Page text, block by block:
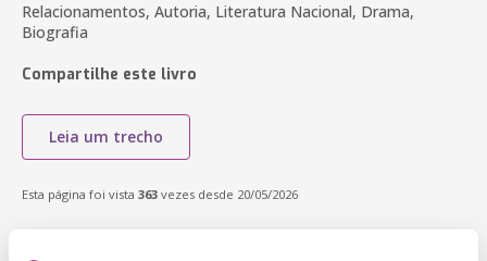
Relacionamentos, Autoria, Literatura Nacional, Drama,
Biografia
Compartilhe este livro
Leia um trecho
Esta página foi vista 363 vezes desde 20/05/2026